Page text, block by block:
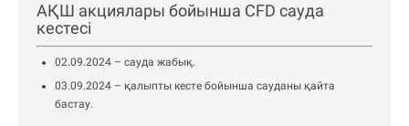
АҚШ акциялары бойынша CFD сауда
кестесі
02.09.2024 – сауда жабық.
03.09.2024 – қалыпты кесте бойынша сауданы қайта
бастау.